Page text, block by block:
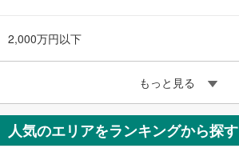
2,000万円以下
もっと見る
人気のエリアをランキングから探す